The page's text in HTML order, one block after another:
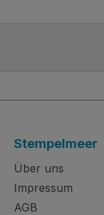
Stempelmeer
Über uns
Impressum
AGB